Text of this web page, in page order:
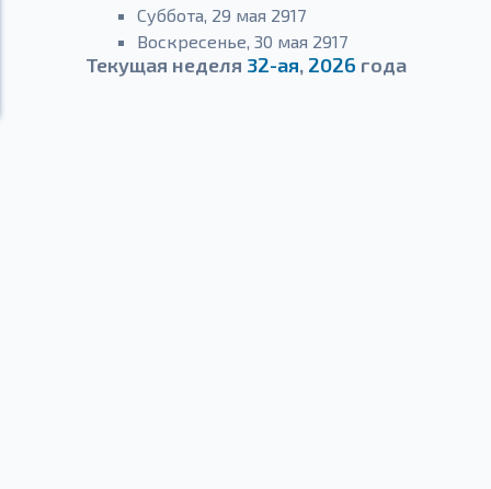
Суббота, 29 мая 2917
Воскресенье, 30 мая 2917
Текущая неделя 32-ая, 2026 года